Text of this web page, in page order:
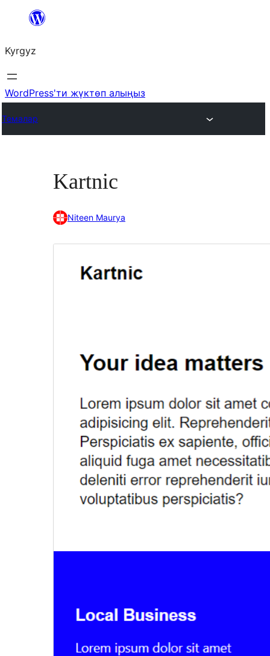
Мазмунга
Kyrgyz
WordPress'ти жүктөп алыңыз
Темалар
Kartnic
Niteen Maurya